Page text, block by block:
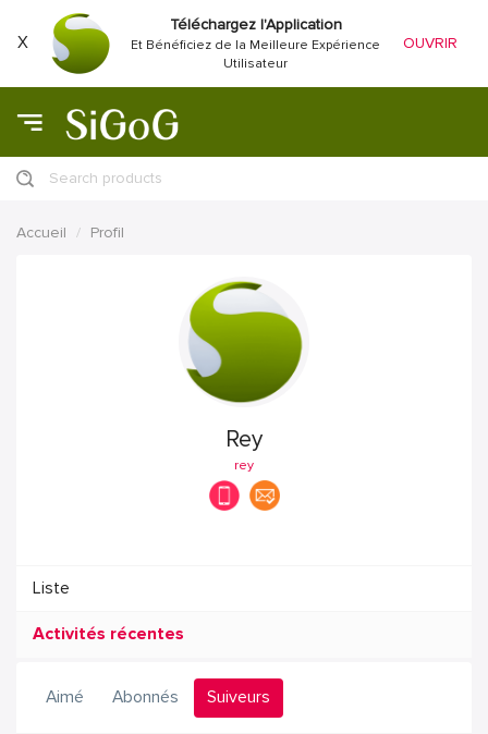
X
Téléchargez l'Application
Et Bénéficiez de la Meilleure Expérience
Utilisateur
OUVRIR
Search products
Accueil Profil
Rey
rey
Liste
Activités récentes
Aimé Abonnés Suiveurs